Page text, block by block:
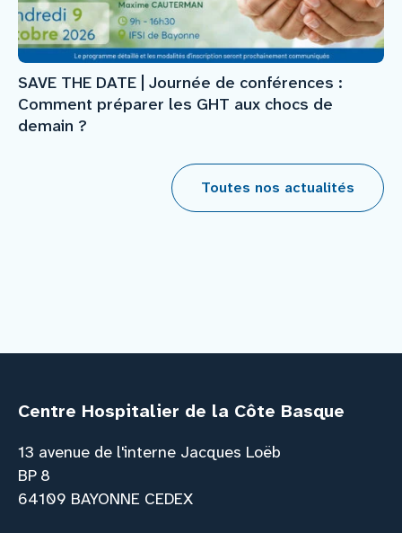
SAVE THE DATE | Journée de conférences :
Comment préparer les GHT aux chocs de
demain ?
Toutes nos actualités
Centre Hospitalier de la Côte Basque
13 avenue de l'interne Jacques Loëb
BP 8
64109 BAYONNE CEDEX